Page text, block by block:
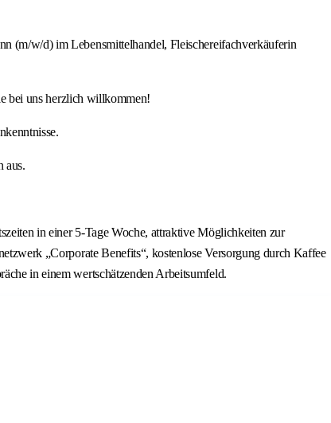
(m/w/d) im Lebensmittelhandel, Fleischereifachverkäuferin
bei uns herzlich willkommen!
aus.
in einer 5-Tage Woche, attraktive Möglichkeiten zur
„Corporate Benefits“, kostenlose Versorgung durch Kaffee
in einem wertschätzenden Arbeitsumfeld.